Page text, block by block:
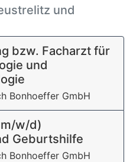
und
bzw. Facharzt für
und
Bonhoeffer GmbH
w/d)
Geburtshilfe
Bonhoeffer GmbH